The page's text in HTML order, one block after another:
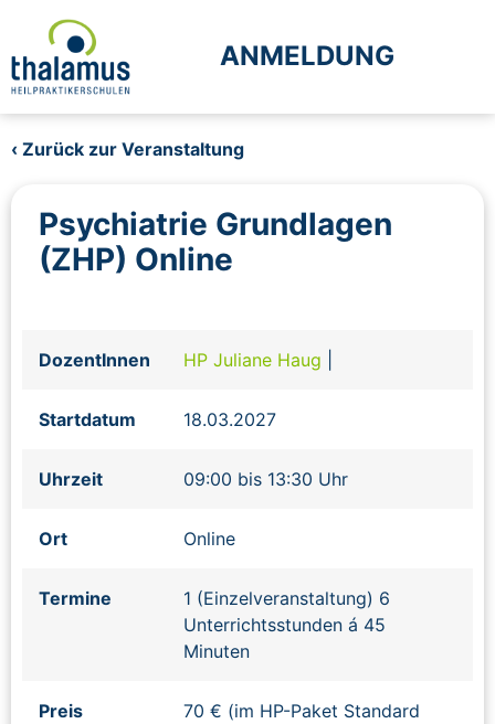
ANMELDUNG
‹ Zurück zur Veranstaltung
Psychiatrie Grundlagen
(ZHP) Online
DozentInnen HP Juliane Haug
Startdatum 18.03.2027
Uhrzeit 09:00 bis 13:30 Uhr
Ort Online
Termine
1 (Einzelveranstaltung) 6
Unterrichtsstunden á 45
Minuten
Preis
70 € (im HP-Paket Standard